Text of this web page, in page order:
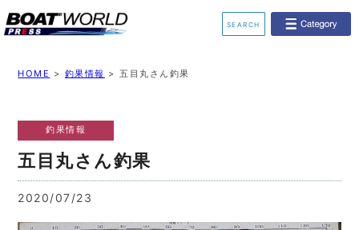
SEARCH
業界ニュース
ジェットスキー
HOME > 釣果情報 > 五目丸さん釣果
釣果情報
五目丸さん釣果
2020/07/23